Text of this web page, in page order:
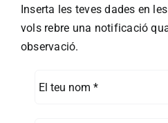
Inserta les teves dades en
vols rebre una notificació
observació.